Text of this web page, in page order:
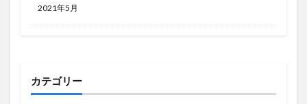
2021年5月
カテゴリー